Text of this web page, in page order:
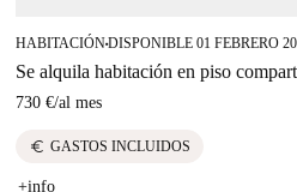
HABITACIÓN■DISPONIBLE 01 FEBRERO
Se alquila habitación en piso
730 €/al mes
euro GASTOS INCLUIDOS
+info